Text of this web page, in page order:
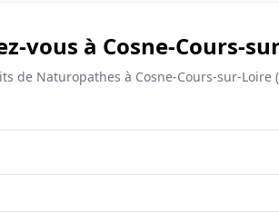
vous à Cosne-Cours-
de Naturopathes à Cosne-Cours-sur-Loire